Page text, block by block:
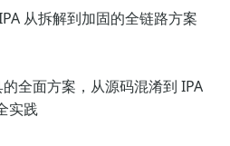
从拆解到加固的全链路方案
全面方案，从源码混淆到 IPA
实践